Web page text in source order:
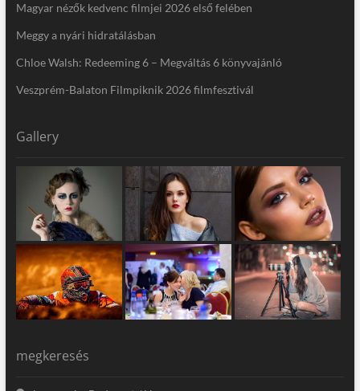
Magyar nézők kedvenc filmjei 2026 első felében
Meggy a nyári hidratálásban
Chloe Walsh: Redeeming 6 – Megváltás 6 könyvajánló
Veszprém-Balaton Filmpiknik 2026 filmfesztivál
Gallery
megkeresés